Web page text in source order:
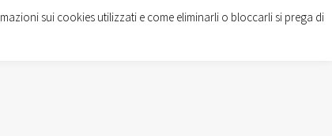
sui cookies utilizzati e come eliminarli o bloccarli si prega di